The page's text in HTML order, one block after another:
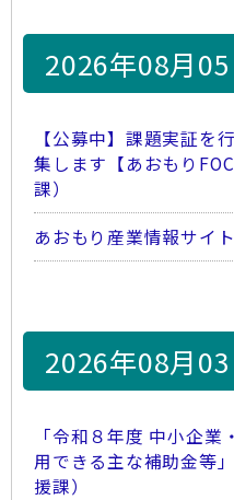
2026年08月
【公募中】課題実証を
集します【あおもり
課）
あおもり産業情報サイ
2026年08月
「令和８年度 中小企
用できる主な補助金等
援課）